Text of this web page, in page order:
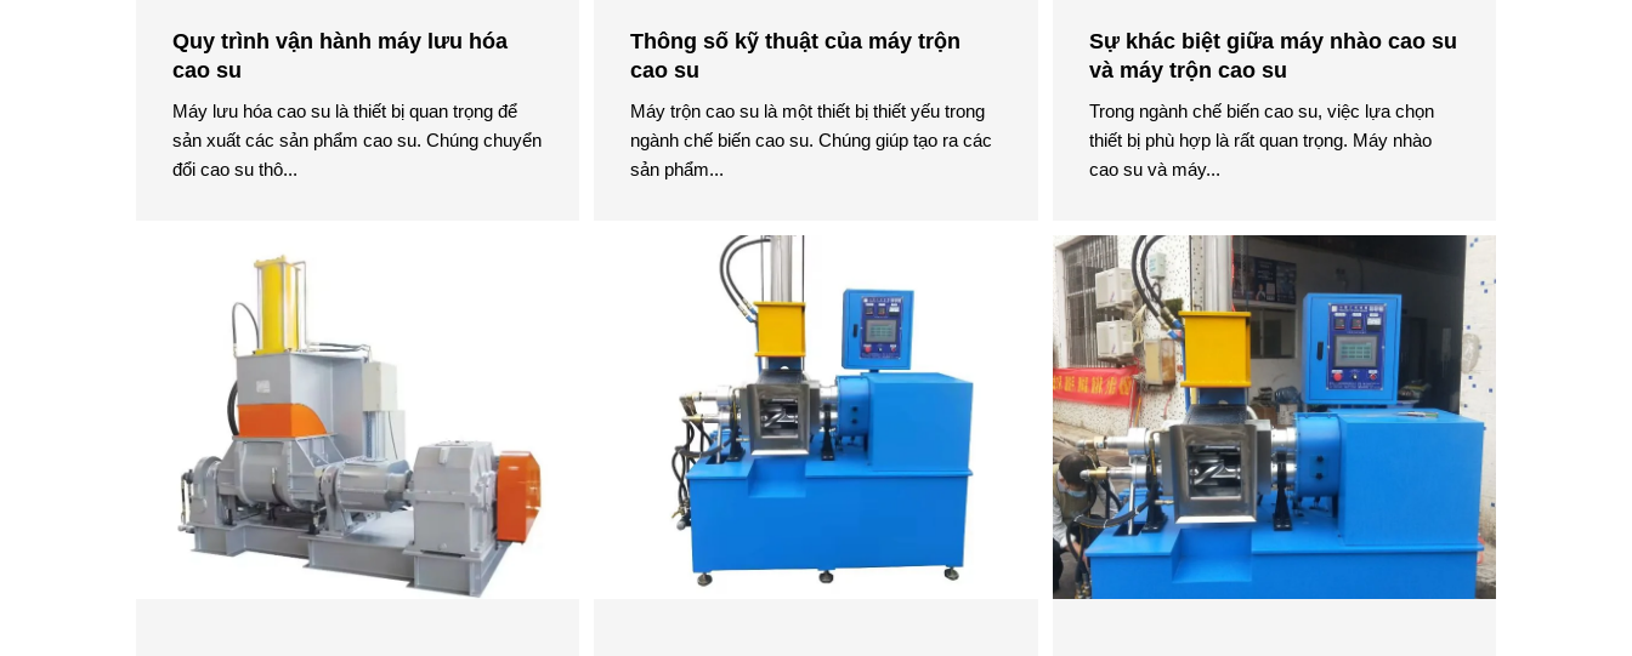
Quy trình vận hành máy lưu hóa
cao su
Máy lưu hóa cao su là thiết bị quan trọng để
sản xuất các sản phẩm cao su. Chúng chuyển
đổi cao su thô...
Thông số kỹ thuật của máy trộn
cao su
Máy trộn cao su là một thiết bị thiết yếu trong
ngành chế biến cao su. Chúng giúp tạo ra các
sản phẩm...
Sự khác biệt giữa máy nhào cao su
và máy trộn cao su
Trong ngành chế biến cao su, việc lựa chọn
thiết bị phù hợp là rất quan trọng. Máy nhào
cao su và máy...